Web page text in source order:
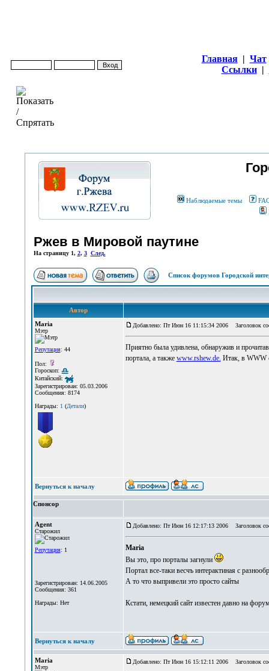
Главная | Чат
Ссылки |
Наблюдаемые темы
Ржев в Мировой паутине
На страницу 1, 2, 3 След.
Список форумов Городской
Автор
Maria
Мэтр
Репутация: 44
Пол:
Гороскоп:
Китайский:
Зарегистрирован: 05.03.2006
Сообщения: 8174
Награды: 1(Детали)
Добавлено: Пт Июн 16 11:15:34 2006 Заголовок
Приятно была удивлена, обнаружив и прочитав
портала, а также www.rshew.de. Итак, в WWW
Вернуться к началу
Спонсор
Agent
Старожил
Репутация: 1
Зарегистрирован: 14.06.2005
Сообщения: 361
Награды: Нет
Добавлено: Пт Июн 16 12:17:13 2006 Заголовок
Maria
Вы это, про порталы загнули
Портал все-таки весчъ интерактиная с
А то что выпривели это просто сайты
Кстати, немецкий сайт известен давно на
Вернуться к началу
Maria
Мэтр
Добавлено: Пт Июн 16 15:12:11 2006 Заголовок